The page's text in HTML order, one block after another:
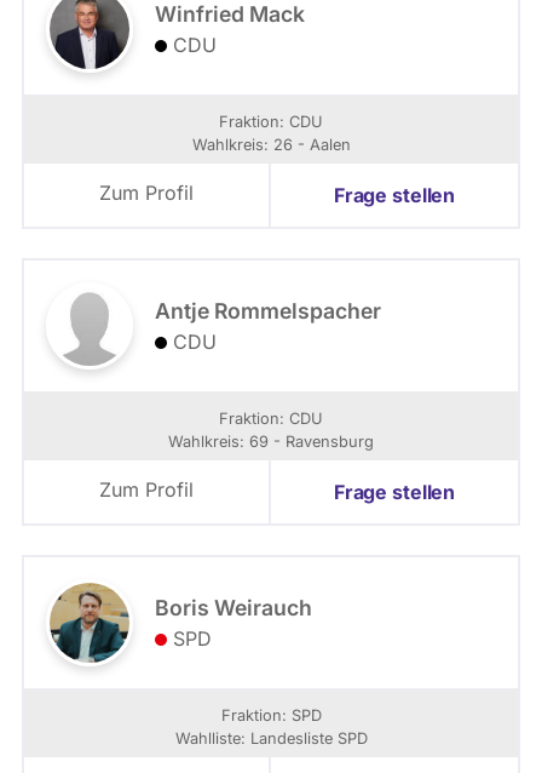
Winfried Mack
CDU
Fraktion: CDU
Wahlkreis: 26 - Aalen
Zum Profil Frage stellen
Antje Rommelspacher
CDU
Fraktion: CDU
Wahlkreis: 69 - Ravensburg
Zum Profil Frage stellen
Boris Weirauch
SPD
Fraktion: SPD
Wahlliste: Landesliste SPD